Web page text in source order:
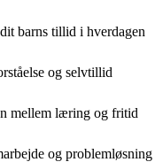
barns tillid i hverdagen
og selvtillid
mellem læring og fritid
og problemløsning